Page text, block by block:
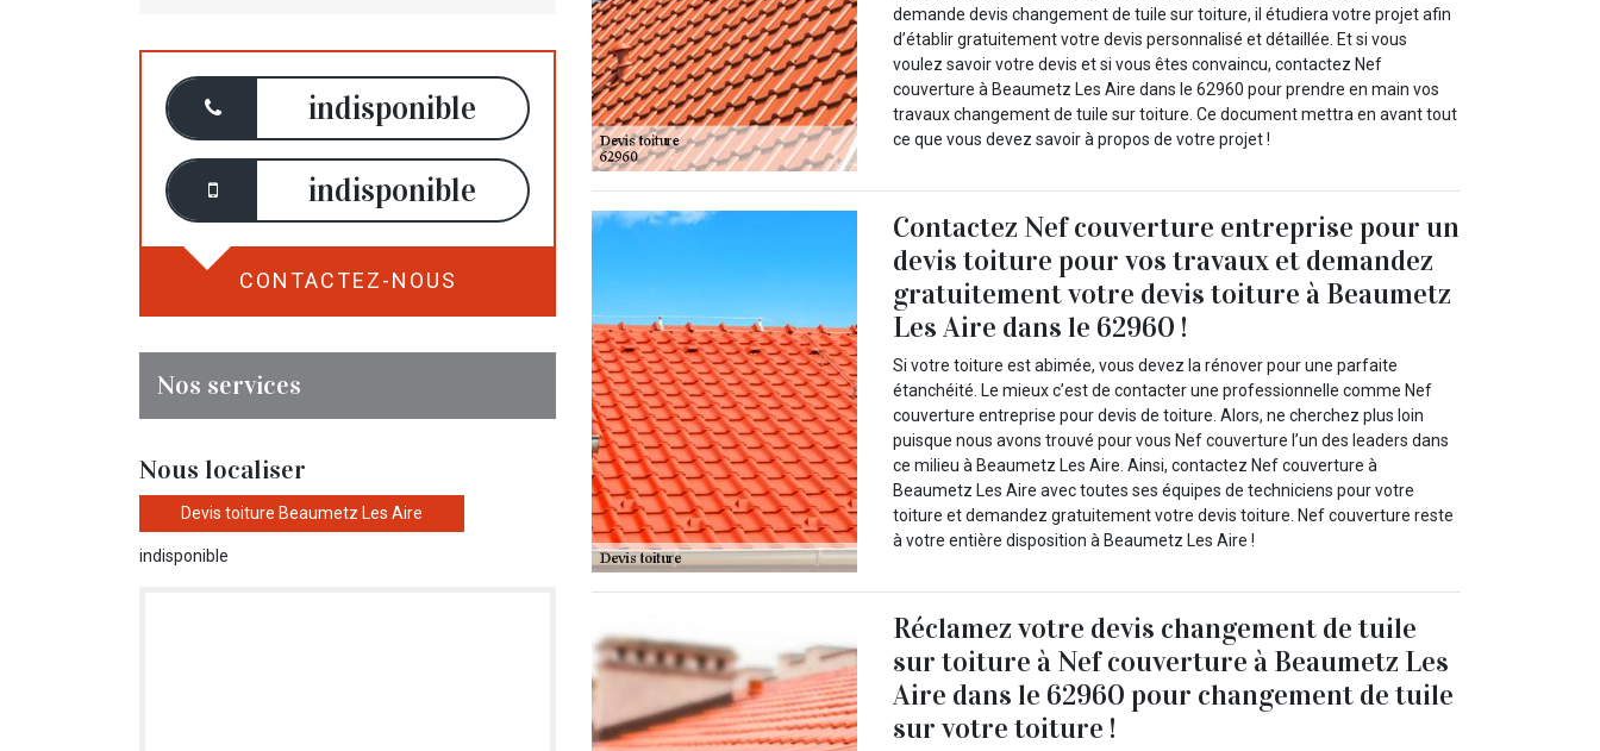
indisponible
indisponible
CONTACTEZ-NOUS
Nos services
Nous localiser
Devis toiture Beaumetz Les Aire
indisponible
demande devis changement de tuile sur toiture, il étudiera votre projet afin
d’établir gratuitement votre devis personnalisé et détaillée. Et si vous
voulez savoir votre devis et si vous êtes convaincu, contactez Nef
couverture à Beaumetz Les Aire dans le 62960 pour prendre en main vos
travaux changement de tuile sur toiture. Ce document mettra en avant tout
ce que vous devez savoir à propos de votre projet !
Contactez Nef couverture entreprise pour un
devis toiture pour vos travaux et demandez
gratuitement votre devis toiture à Beaumetz
Les Aire dans le 62960 !
Si votre toiture est abimée, vous devez la rénover pour une parfaite
étanchéité. Le mieux c’est de contacter une professionnelle comme Nef
couverture entreprise pour devis de toiture. Alors, ne cherchez plus loin
puisque nous avons trouvé pour vous Nef couverture l’un des leaders dans
ce milieu à Beaumetz Les Aire. Ainsi, contactez Nef couverture à
Beaumetz Les Aire avec toutes ses équipes de techniciens pour votre
toiture et demandez gratuitement votre devis toiture. Nef couverture reste
à votre entière disposition à Beaumetz Les Aire !
Réclamez votre devis changement de tuile
sur toiture à Nef couverture à Beaumetz Les
Aire dans le 62960 pour changement de tuile
sur votre toiture !